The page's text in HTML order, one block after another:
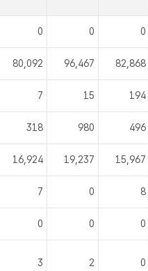
0 0 0
80,092 96,467 82,868
7 15 194
318 980 496
16,924 19,237 15,967
7 0 8
0 0 0
3 2 0